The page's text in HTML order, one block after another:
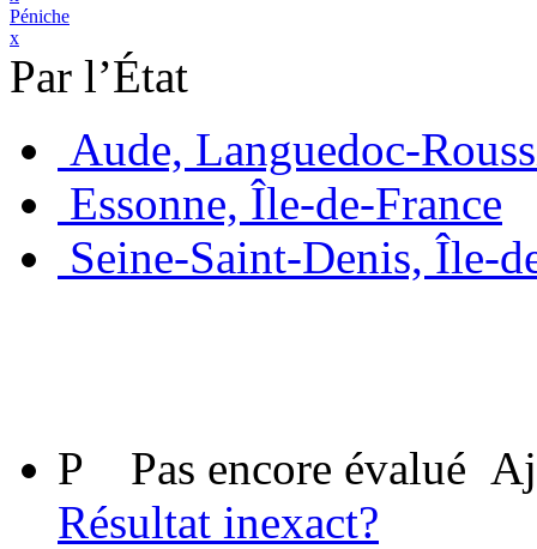
Péniche
x
Par l’État
Aude, Languedoc-
Essonne, Île-de-France
Seine-Saint-Denis, Île-
P Pas encore évalué
Résultat inexact?